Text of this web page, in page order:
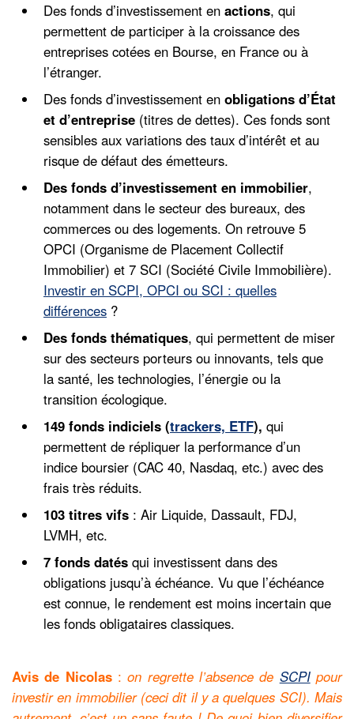
Des fonds d’investissement en actions, qui
permettent de participer à la croissance des
entreprises cotées en Bourse, en France ou à
l’étranger.
Des fonds d’investissement en obligations d’État
et d’entreprise (titres de dettes). Ces fonds sont
sensibles aux variations des taux d’intérêt et au
risque de défaut des émetteurs.
Des fonds d’investissement en immobilier,
notamment dans le secteur des bureaux, des
commerces ou des logements. On retrouve 5
OPCI (Organisme de Placement Collectif
Immobilier) et 7 SCI (Société Civile Immobilière).
Investir en SCPI, OPCI ou SCI : quelles
différences ?
Des fonds thématiques, qui permettent de miser
sur des secteurs porteurs ou innovants, tels que
la santé, les technologies, l’énergie ou la
transition écologique.
149 fonds indiciels (trackers, ETF), qui
permettent de répliquer la performance d’un
indice boursier (CAC 40, Nasdaq, etc.) avec des
frais très réduits.
103 titres vifs : Air Liquide, Dassault, FDJ,
LVMH, etc.
7 fonds datés qui investissent dans des
obligations jusqu’à échéance. Vu que l’échéance
est connue, le rendement est moins incertain que
les fonds obligataires classiques.
Avis de Nicolas :on regrette l’absence de SCPIpour
investir en immobilier (ceci dit il y a quelques SCI). Mais